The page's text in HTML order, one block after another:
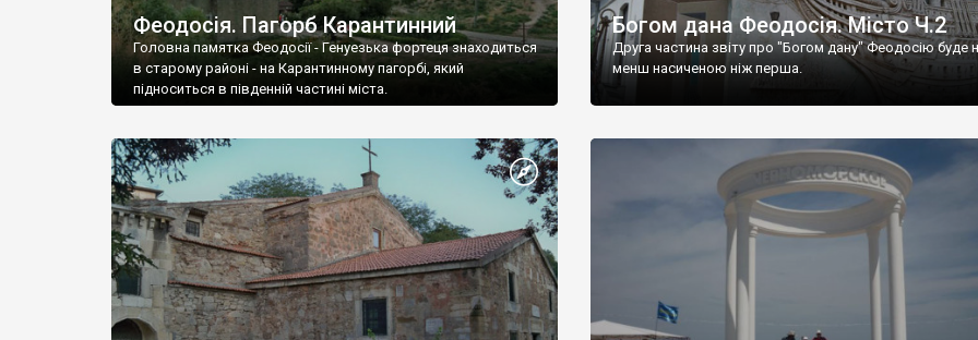
Феодосія. Пагорб Карантинний
Головна памятка Феодосії - Генуезька фортеця знаходиться
в старому районі - на Карантинному пагорбі, який
підноситься в південній частині міста.
Богом дана Феодосія. Місто Ч.2
Друга частина звіту про "Богом дану" Феодосію буде
менш насиченою ніж перша.